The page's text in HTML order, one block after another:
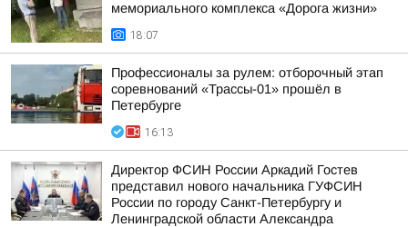
мемориального комплекса «Дорога жизни»
18:07
Профессионалы за рулем: отборочный этап
соревнований «Трассы-01» прошёл в
Петербурге
16:13
Директор ФСИН России Аркадий Гостев
представил нового начальника ГУФСИН
России по городу Санкт-Петербургу и
Ленинградской области Александра